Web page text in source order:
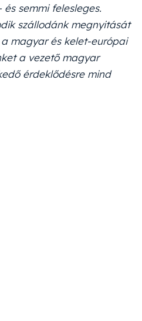
semmi felesleges.
szállodánk megnyitását
magyar és kelet-európai
a vezető magyar
érdeklődésre mind